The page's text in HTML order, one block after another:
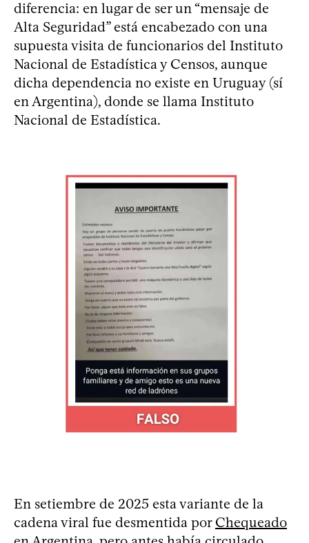
diferencia: en lugar de ser un “mensaje de
Alta Seguridad” está encabezado con una
supuesta visita de funcionarios del Instituto
Nacional de Estadística y Censos, aunque
dicha dependencia no existe en Uruguay (sí
en Argentina), donde se llama Instituto
Nacional de Estadística.
En setiembre de 2025 esta variante de la
cadena viral fue desmentida por Chequeado